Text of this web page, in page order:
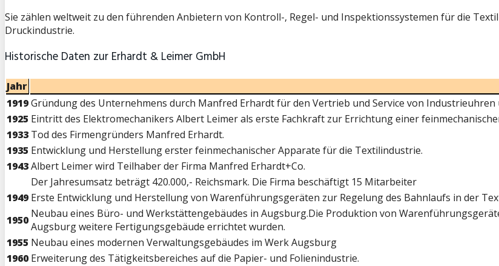
Sie zählen weltweit zu den führenden Anbietern von Kontroll-, Regel- und Inspektionssystemen für die
Druckindustrie.
Historische Daten zur Erhardt & Leimer GmbH
Jahr
1919Gründung des Unternehmens durch Manfred Erhardt für den Vertrieb und Service von Industrieuhren
1925 Eintritt des Elektromechanikers Albert Leimer als erste Fachkraft zur Errichtung einer
1933 Tod des Firmengründers Manfred Erhardt.
1935 Entwicklung und Herstellung erster feinmechanischer Apparate für die Textilindustrie.
1943Albert Leimer wird Teilhaber der Firma Manfred Erhardt+Co.
Der Jahresumsatz beträgt 420.000,- Reichsmark. Die Firma beschäftigt 15 Mitarbeiter
1949 Erste Entwicklung und Herstellung von Warenführungsgeräten zur Regelung des Bahnlaufs in der
1950 Neubau eines Büro- und Werkstättengebäudes in Augsburg.Die Produktion von
Augsburg weitere Fertigungsgebäude errichtet wurden.
1955 Neubau eines modernen Verwaltungsgebäudes im Werk Augsburg
1960 Erweiterung des Tätigkeitsbereiches auf die Papier- und Folienindustrie.